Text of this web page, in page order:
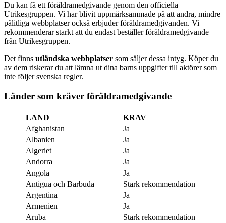
Du kan få ett föräldramedgivande genom den officiella
Utrikesgruppen. Vi har blivit uppmärksammade på att andra, mindre
pålitliga webbplatser också erbjuder föräldramedgivanden. Vi
rekommenderar starkt att du endast beställer föräldramedgivande
från Utrikesgruppen.
Det finns utländska webbplatser som säljer dessa intyg. Köper du
av dem riskerar du att lämna ut dina barns uppgifter till aktörer som
inte följer svenska regler.
Länder som kräver föräldramedgivande
LAND
KRAV
Afghanistan
Ja
Albanien
Ja
Algeriet
Ja
Andorra
Ja
Angola
Ja
Antigua och Barbuda
Stark rekommendation
Argentina
Ja
Armenien
Ja
Aruba
Stark rekommendation